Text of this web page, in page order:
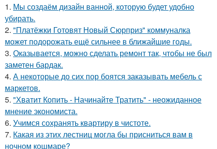
1. Мы создаём дизайн ванной, которую будет удобно
убирать.
2. "Платёжки Готовят Новый Сюрприз" коммуналка
может подорожать ещё сильнее в ближайшие годы.
3. Оказывается, можно сделать ремонт так, чтобы не был
заметен бардак.
4. А некоторые до сих пор боятся заказывать мебель с
маркетов.
5. "Хватит Копить - Начинайте Тратить" - неожиданное
мнение экономиста.
6. Учимся сохранять квартиру в чистоте.
7. Какая из этих лестниц могла бы присниться вам в
ночном кошмаре?